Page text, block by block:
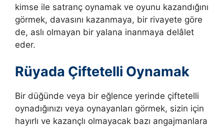
kimse ile satranç oynamak ve oyunu kazandığını
görmek, davasını kazanmaya, bir rivayete göre
de, aslı olmayan bir yalana inanmaya delâlet
eder.
Rüyada Çiftetelli Oynamak
Bir düğünde veya bir eğlence yerinde çiftetelli
oynadığınızı veya oynayanları görmek, sizin için
hayırlı ve kazançlı olmayacak bazı angajmanlara